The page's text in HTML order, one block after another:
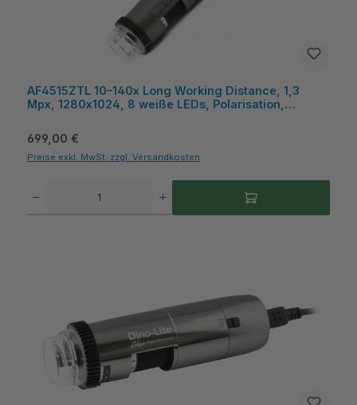
AF4515ZTL 10–140x Long Working Distance, 1,3
Mpx, 1280x1024, 8 weiße LEDs, Polarisation,
Regulärer Preis:
699,00 €
Preise exkl. MwSt. zzgl. Versandkosten